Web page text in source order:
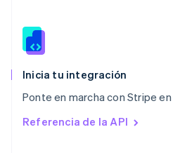
Inicia tu integración
Ponte en marcha con Stripe
Referencia de la API
RAE de Hong Kong, China
Reino Unido
English
English
English